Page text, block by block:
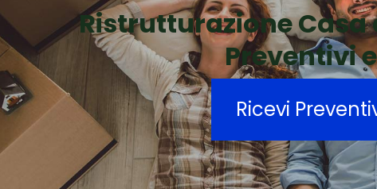
Ristrutturazione Casa
Preventivi
Ricevi